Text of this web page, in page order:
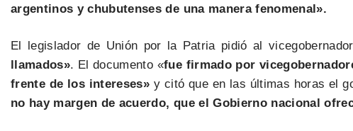
argentinos y chubutenses de una manera fenomenal».
El legislador de Unión por la Patria pidió al vicegobernador
llamados». El documento «fue firmado por
frente de los intereses» y citó que en las últimas horas el
no hay margen de acuerdo, que el Gobierno nacional